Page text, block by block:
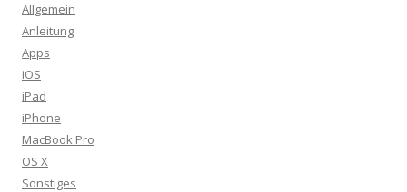
Allgemein
Anleitung
Apps
iOS
iPad
iPhone
MacBook Pro
OS X
Sonstiges